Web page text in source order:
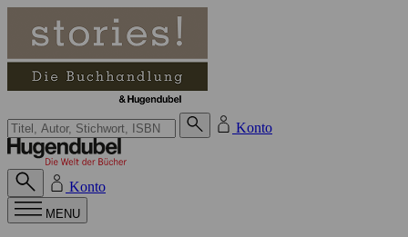
Suche bei Hugendubel
Konto
Konto
MENU